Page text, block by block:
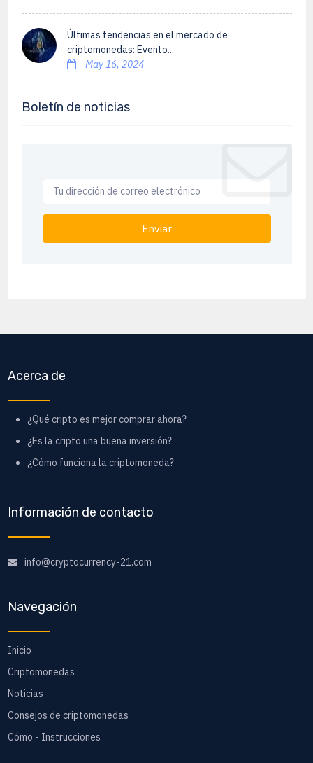
Últimas tendencias en el mercado de
criptomonedas: Evento...
May 16, 2024
Boletín de noticias
Enviar
Acerca de
¿Qué cripto es mejor comprar ahora?
¿Es la cripto una buena inversión?
¿Cómo funciona la criptomoneda?
Información de contacto
info@cryptocurrency-21.com
Navegación
Inicio
Criptomonedas
Noticias
Consejos de criptomonedas
Cómo - Instrucciones